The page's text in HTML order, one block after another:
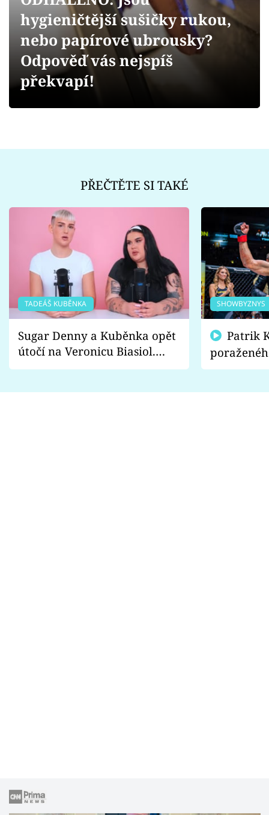
Videa
Sledujte prima+
hygieničtější sušičky rukou,
nebo papírové ubrousky?
Odpověď vás nejspíš
překvapí!
PŘEČTĚTE SI TAKÉ
TADEÁŠ KUBĚNKA
Sugar Denny a Kuběnka opět
útočí na Veronicu Biasiol.
Proč je podle nich falešná a
SHOWBYZNYS
fanoušci